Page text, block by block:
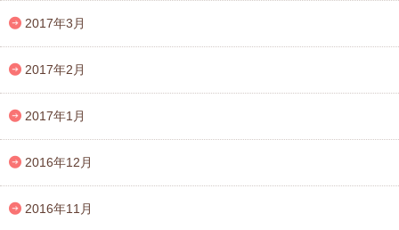
2017年3月
2017年2月
2017年1月
2016年12月
2016年11月